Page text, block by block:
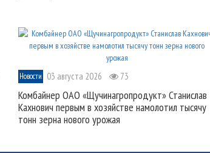
Новости 03 августа 2026 73
Комбайнер ОАО «Щучинагропродукт» Станислав
Кахнович первым в хозяйстве намолотил тысячу
тонн зерна нового урожая